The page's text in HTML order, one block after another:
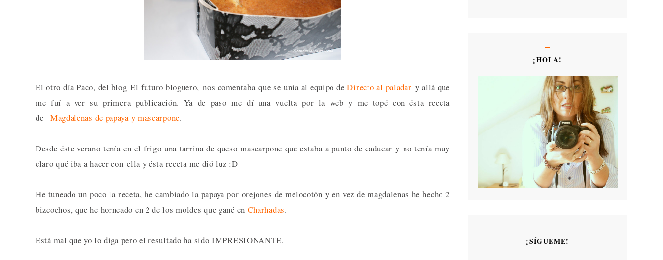
El otro día Paco, del blog El futuro bloguero, nos comentaba que se unía al equipo deDirecto al paladar y allá que
me fuí a ver su primera publicación. Ya de paso me dí una vuelta por la web y me topé con ésta receta
de Magdalenas de papaya y mascarpone.
Desde éste verano tenía en el frigo una tarrina de queso mascarpone que estaba a punto de caducar y no tenía muy
claro qué iba a hacer con ella y ésta receta me dió luz :D
He tuneado un poco la receta, he cambiado la papaya por orejones de melocotón y en vez de magdalenas he hecho 2
bizcochos, que he horneado en 2 de los moldes que gané en Charhadas.
Está mal que yo lo diga pero el resultado ha sido IMPRESIONANTE.
¡HOLA!
¡SÍGUEME!